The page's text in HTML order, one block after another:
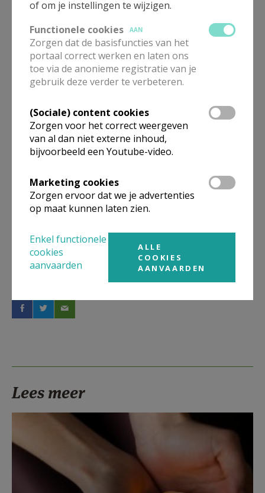
Pastoor-moderator
Kerk Stekene en Sint-Gillis-Waas
Artikel
Lees meer
of om je instellingen te wijzigen.
Functionele cookies
AAN
Zorgen dat de basisfuncties van het
portaal correct werken en laten ons
toe via de anonieme registratie van je
gebruik deze verder te verbeteren.
(Sociale) content cookies
Zorgen voor het correct weergeven
van al dan niet externe inhoud,
bijvoorbeeld een Youtube-video.
Marketing cookies
Zorgen ervoor dat we je advertenties
op maat kunnen laten zien.
Enkel functionele
cookies
aanvaarden
ALLE
COOKIES
AANVAARDEN